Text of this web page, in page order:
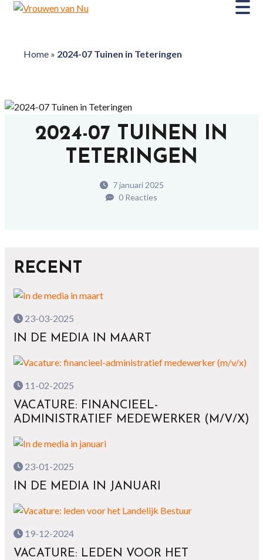
Home» 2024-07 Tuinen in Teteringen
2024-07 TUINEN IN
TETERINGEN
7 januari 2025
0 Reacties
RECENT
23-03-2025
IN DE MEDIA IN MAART
11-02-2025
VACATURE: FINANCIEEL-
ADMINISTRATIEF MEDEWERKER (M/V/X)
23-01-2025
IN DE MEDIA IN JANUARI
19-12-2024
VACATURE: LEDEN VOOR HET